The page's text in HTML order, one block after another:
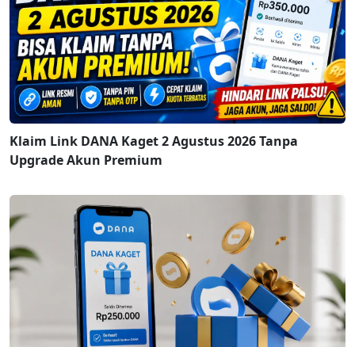
Klaim Link DANA Kaget 2 Agustus 2026 Tanpa
Upgrade Akun Premium